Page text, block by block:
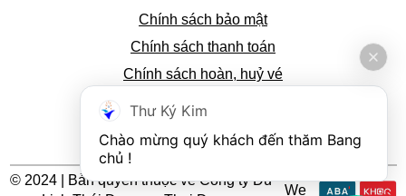
Chính sách bảo mật
Chính sách thanh toán
Chính sách hoàn, huỷ vé
Tra cứu thông tin đặt vé
© 2024 | Bản quyền thuộc về Công ty Du
We
Thư Ký Kim
Chào mừng quý khách đến thăm Bang
chủ !